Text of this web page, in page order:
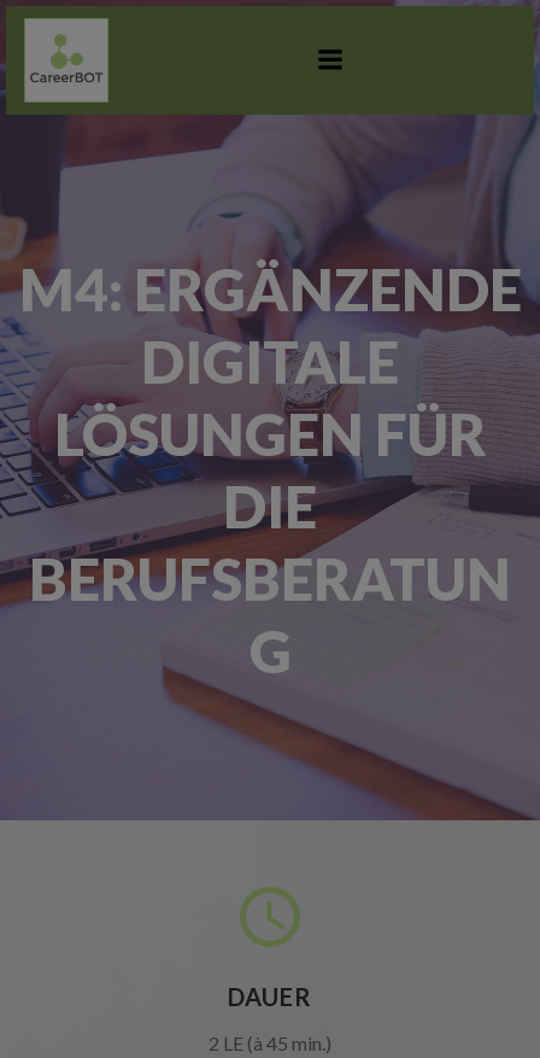
ZUM
SPRINGEN
M4: ERGÄNZENDE
DIGITALE
LÖSUNGEN FÜR
DIE
BERUFSBERATUN
G
DAUER
2 LE (à 45 min.)